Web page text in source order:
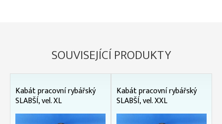
SOUVISEJÍCÍ PRODUKTY
Kabát pracovní rybářský
SLABŠÍ, vel. XL
Kabát pracovní rybářský
SLABŠÍ, vel. XXL